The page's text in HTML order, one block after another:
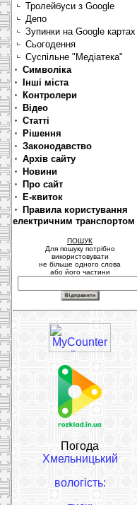
Тролейбуси з Google
Депо
Зупинки на Google картах
Сьогодення
Суспільне "Медіатека"
Символіка
Інші міста
Контролери
Відео
Статті
Рішення
Законодавство
Архів сайту
Новини
Про сайт
Е-квиток
Правила користування
електричним транспортом
ПОШУК
Для пошуку потрібно
використовувати
не більше одного слова
або його частини
Погода
Хмельницький
вологість: